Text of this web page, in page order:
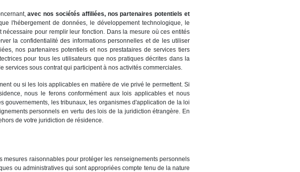
avec nos sociétés affiliées, nos partenaires potentiels et
l'hébergement de données, le développement technologique, le
pour remplir leur fonction. Dans la mesure où ces entités
la confidentialité des informations personnelles et de les utiliser
nos partenaires potentiels et nos prestataires de services tiers
pour tous les utilisateurs que nos pratiques décrites dans la
sous contrat qui participent à nos activités commerciales.
ou si les lois applicables en matière de vie privé le permettent. Si
nous le ferons conformément aux lois applicables et nous
gouvernements, les tribunaux, les organismes d'application de la loi
personnels en vertu des lois de la juridiction étrangère. En
de votre juridiction de résidence.
raisonnables pour protéger les renseignements personnels
ou administratives qui sont appropriées compte tenu de la nature